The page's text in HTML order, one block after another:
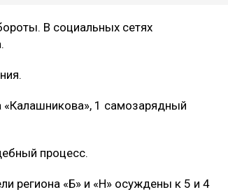
В социальных сетях
1 самозарядный
процесс.
региона «Б» и «Н» осуждены к 5 и 4